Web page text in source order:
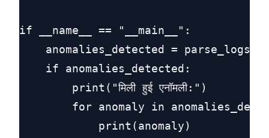
if __name__ == "__main__":
anomalies_detected =
    if anomalies_detected:
        print("मिली हुई एनॉमली:")
for anomaly in
            print(anomaly)